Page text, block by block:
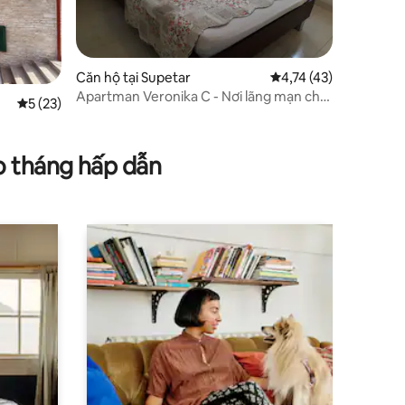
Xếp hạng trung bình 5/5, 23 đánh giá
5 (23)
Căn hộ tại Supetar Xếp hạng trung bình
4,74 (43)
Apartman Veronika C - Nơi lãng mạn cho
tháng hấp dẫn